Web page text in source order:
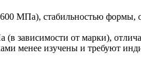
МПа), стабильностью
(в зависимости от марки),
менее изучены и требуют